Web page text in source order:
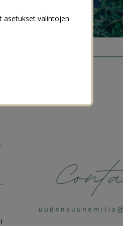
asetukset valintojen